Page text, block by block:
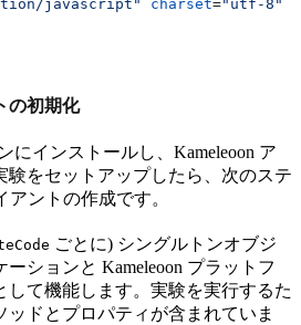
javascript" charset="utf-8"
の初期化
にインストールし、Kameleoon ア
験をセットアップしたら、次のステ
アントの作成です。
ごとに) シングルトンオブジ
ションと Kameleoon プラットフ
して機能します。実験を実行するた
ドとプロパティが含まれていま